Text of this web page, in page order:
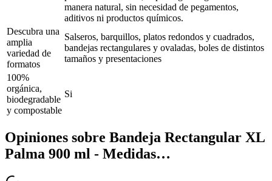
manera natural, sin necesidad de pegamentos,
aditivos ni productos químicos.
Descubra una
amplia
variedad de
formatos
Salseros, barquillos, platos redondos y cuadrados,
bandejas rectangulares y ovaladas, boles de distintos
tamaños y presentaciones
100%
orgánica,
biodegradable
y compostable
Si
Opiniones sobre Bandeja Rectangular XL
Palma 900 ml - Medidas…